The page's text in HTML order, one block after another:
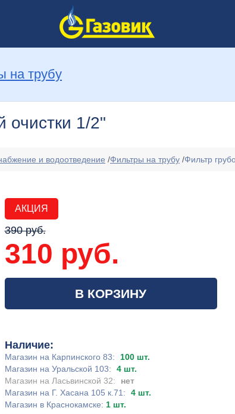
на трубу
очистки 1/2"
и водоотведение /Фильтры на трубу /Фильтр
АКЦИЯ
390 руб.
310 руб.
В КОРЗИНУ
Наличие:
Магазин на Карпинского 83:
100 шт.
Магазин на Уральской 103:
4 шт.
Магазин на Ласьвинской 32:
нет
Магазин на Г. Хасана 105 к.71:
4 шт.
Магазин в Краснокамске: 1 шт.